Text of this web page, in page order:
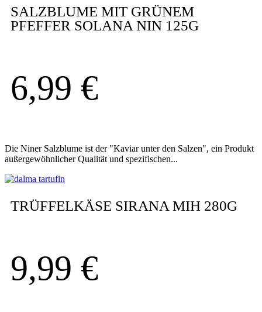
SALZBLUME MIT GRÜNEM
PFEFFER SOLANA NIN 125G
6,99 €
Die Niner Salzblume ist der "Kaviar unter den Salzen", ein Produkt
außergewöhnlicher Qualität und spezifischen...
TRÜFFELKÄSE SIRANA MIH 280G
9,99 €